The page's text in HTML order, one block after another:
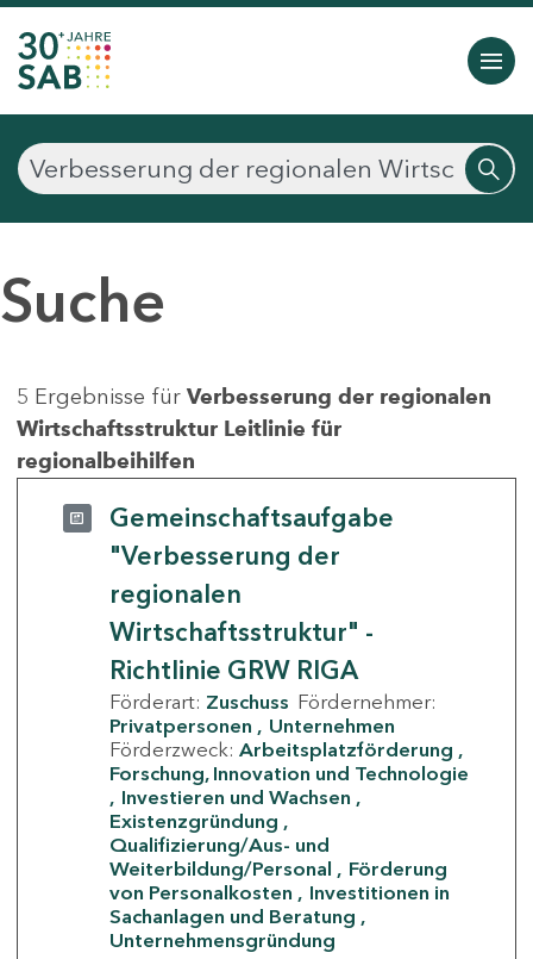
Suche
5 Ergebnisse für Verbesserung der regionalen
Wirtschaftsstruktur Leitlinie für
regionalbeihilfen
Gemeinschaftsaufgabe
"Verbesserung der
regionalen
Wirtschaftsstruktur" -
Richtlinie GRW RIGA
Förderart: Zuschuss Fördernehmer:
Privatpersonen
Unternehmen
Förderzweck: Arbeitsplatzförderung
Forschung, Innovation und Technologie
Investieren und Wachsen
Existenzgründung
Qualifizierung/Aus- und
Weiterbildung/Personal
Förderung
von Personalkosten
Investitionen in
Sachanlagen und Beratung
Unternehmensgründung